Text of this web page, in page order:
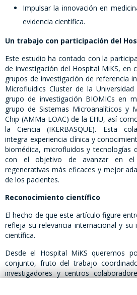
Impulsar la innovación en
evidencia científica.
Un trabajo con participación del
Este estudio ha contado con la
de investigación del Hospital MiKS, en
grupos de investigación de referencia
Microfluidics Cluster de la
grupo de investigación BIOMICs en
grupo de Sistemas Microanalíticos y
Chip (AMMa-LOAC) de la EHU, así
la Ciencia (IKERBASQUE). Esta
integra experiencia clínica y
biomédica, microfluidos y tecnologías
con el objetivo de avanzar en el
regenerativas más eficaces y mejor
de los pacientes.
Reconocimiento científico
El hecho de que este artículo figure
refleja su relevancia internacional y
científica.
Desde el Hospital MiKS queremos
conjunto, fruto del trabajo
investigadores y centros